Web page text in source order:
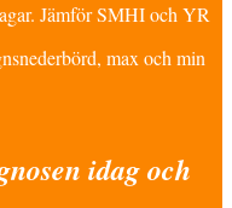
Jämför SMHI och YR
max och min
idag och